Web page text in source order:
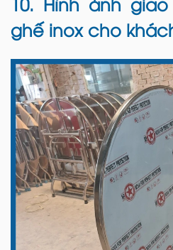
ghế inox cho